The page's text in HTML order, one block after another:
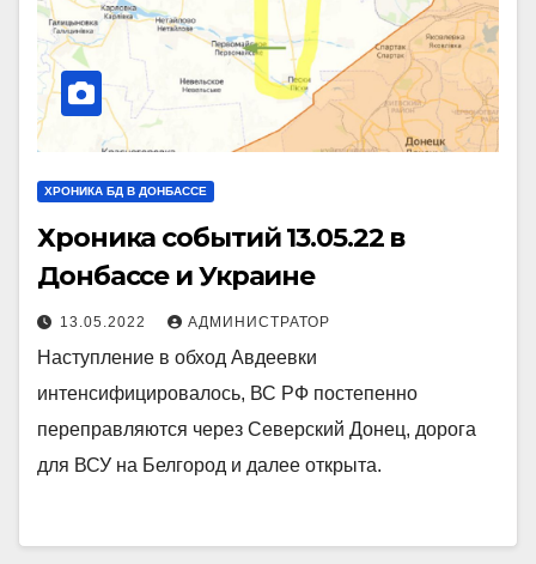
ХРОНИКА БД В ДОНБАССЕ
Хроника событий 13.05.22 в
Донбассе и Украине
13.05.2022 АДМИНИСТРАТОР
Наступление в обход Авдеевки
интенсифицировалось, ВС РФ постепенно
переправляются через Северский Донец, дорога
для ВСУ на Белгород и далее открыта.